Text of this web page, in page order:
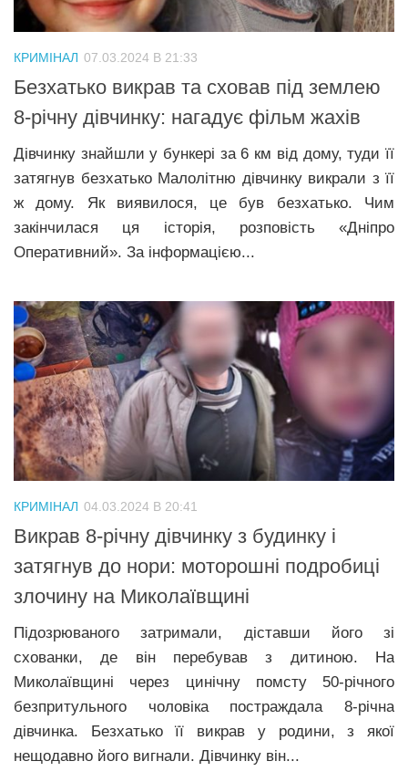
Курйози
Культура
Шоу-біз
#Війна
КРИМІНАЛ 07.03.2024 В 21:33
Безхатько викрав та сховав під землею
8-річну дівчинку: нагадує фільм жахів
Дівчинку знайшли у бункері за 6 км від дому, туди її
затягнув безхатько Малолітню дівчинку викрали з її
ж дому. Як виявилося, це був безхатько. Чим
закінчилася ця історія, розповість «Дніпро
Оперативний». За інформацією...
КРИМІНАЛ 04.03.2024 В 20:41
Викрав 8-річну дівчинку з будинку і
затягнув до нори: моторошні подробиці
злочину на Миколаївщині
Підозрюваного затримали, діставши його зі
схованки, де він перебував з дитиною. На
Миколаївщині через цинічну помсту 50-річного
безпритульного чоловіка постраждала 8-річна
дівчинка. Безхатько її викрав у родини, з якої
нещодавно його вигнали. Дівчинку він...